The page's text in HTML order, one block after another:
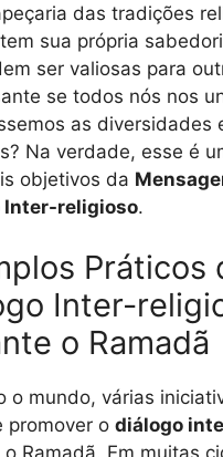
das tradições
sua própria
ser valiosas para
se todos nós nos
as diversidades
Na verdade, esse é
objetivos da
Inter-religioso.
Práticos
Inter-
o Ramadã
o mundo, várias
promover o diálogo